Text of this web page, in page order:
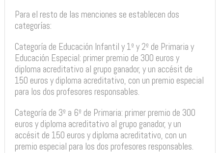
Para el resto de las menciones se establecen dos
categorías:
Categoría de Educación Infantil y 1º y 2º de Primaria y
Educación Especial: primer premio de 300 euros y
diploma acreditativo al grupo ganador, y un accésit de
150 euros y diploma acreditativo, con un premio especial
para los dos profesores responsables.
Categoría de 3º a 6º de Primaria: primer premio de 300
euros y diploma acreditativo al grupo ganador, y un
accésit de 150 euros y diploma acreditativo, con un
premio especial para los dos profesores responsables.